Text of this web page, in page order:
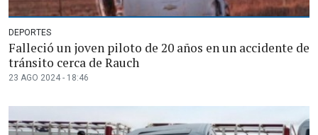
DEPORTES
Falleció un joven piloto de 20 años en un accidente de
tránsito cerca de Rauch
23 AGO 2024 - 18:46